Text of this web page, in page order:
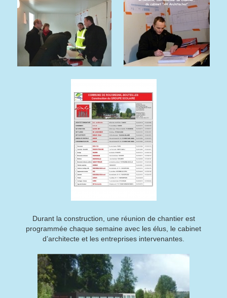
Durant la construction, une réunion de chantier est
programmée chaque semaine avec les élus, le cabinet
d’architecte et les entreprises intervenantes.